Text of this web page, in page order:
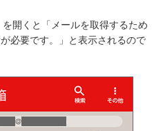
を開くと「メールを取得するため
必要です。」と表示されるので